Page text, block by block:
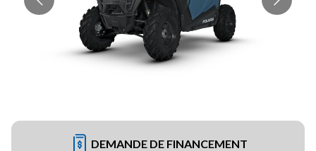
DEMANDE DE FINANCEMENT